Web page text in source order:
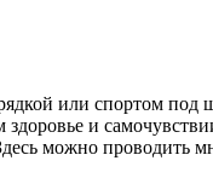
или спортом под
здоровье и
можно проводить